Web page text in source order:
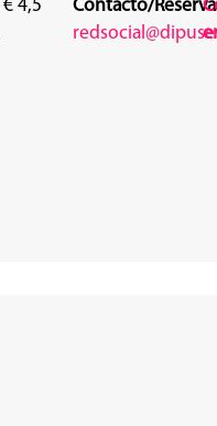
€ 4,5
Contacto/